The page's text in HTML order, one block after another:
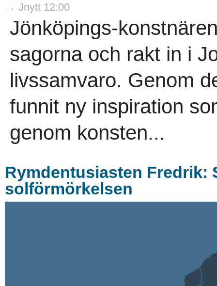
→ Jnytt 12:00
Jönköpings-
sagorna och rakt in i
livssamvaro. Genom
funnit ny inspiration
genom konsten...
Rymdentusiasten Fredrik:
solförmörkelsen